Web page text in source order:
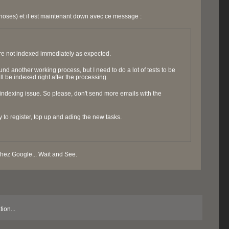
et il est maintenant down avec ce message :
not indexed immediately as expected.
another working process, but I need to do a lot of tests to be
be indexed right after the processing.
issue. So please, don't send more emails with the
register, top up and ading the new tasks.
Google... Wait and See.